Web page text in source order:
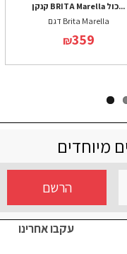
קנקן BRITA Marella כול...
דגם Brita Marella
₪359
מיוחדים
הרשם
עקבו אחרינו